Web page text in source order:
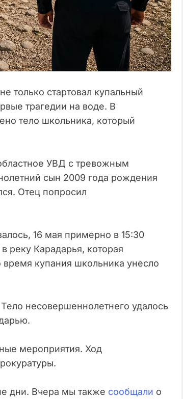
только стартовал купальный
трагедии на воде. В
тело школьника, который
УВД с тревожным
сын 2009 года рождения
Отец попросил
16 мая примерно в 15:30
реку Карадарья, которая
купания школьника унесло
несовершеннолетнего удалось
мероприятия. Ход
дни. Вчера мы также сообщали о